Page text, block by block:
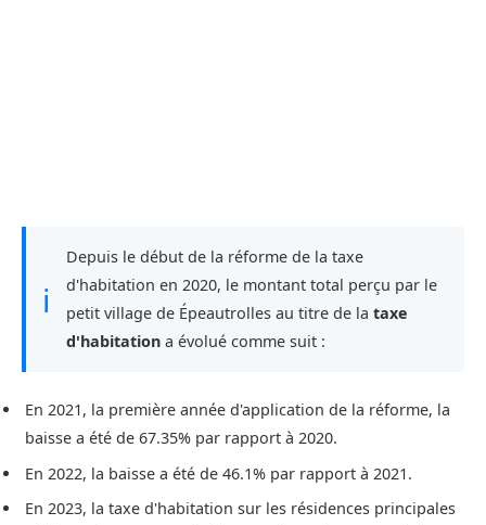
ℹ
Depuis le début de la réforme de la taxe
d'habitation en 2020, le montant total perçu par le
petit village de Épeautrolles au titre de la taxe
d'habitation a évolué comme suit :
En 2021, la première année d'application de la réforme, la
baisse a été de 67.35% par rapport à 2020.
En 2022, la baisse a été de 46.1% par rapport à 2021.
En 2023, la taxe d'habitation sur les résidences principales